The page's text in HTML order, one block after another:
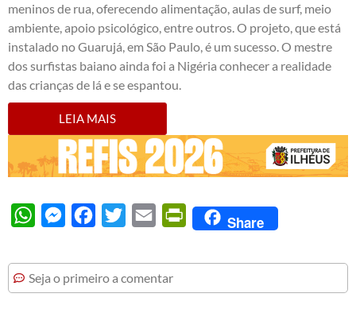
meninos de rua, oferecendo alimentação, aulas de surf, meio
ambiente, apoio psicológico, entre outros. O projeto, que está
instalado no Guarujá, em São Paulo, é um sucesso. O mestre
dos surfistas baiano ainda foi a Nigéria conhecer a realidade
das crianças de lá e se espantou.
LEIA MAIS
WhatsAppMessengerFacebook
Twitter Email PrintFriendly
Share
Seja o primeiro a comentar